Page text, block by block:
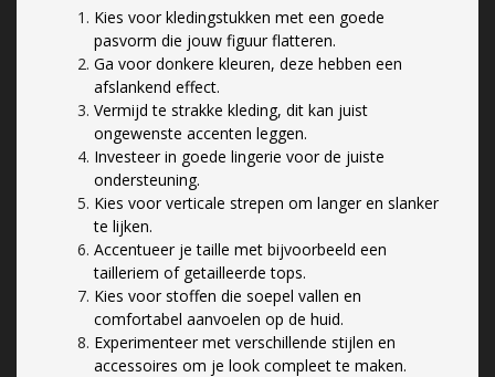
Kies voor kledingstukken met een goede
pasvorm die jouw figuur flatteren.
Ga voor donkere kleuren, deze hebben een
afslankend effect.
Vermijd te strakke kleding, dit kan juist
ongewenste accenten leggen.
Investeer in goede lingerie voor de juiste
ondersteuning.
Kies voor verticale strepen om langer en slanker
te lijken.
Accentueer je taille met bijvoorbeeld een
tailleriem of getailleerde tops.
Kies voor stoffen die soepel vallen en
comfortabel aanvoelen op de huid.
Experimenteer met verschillende stijlen en
accessoires om je look compleet te maken.